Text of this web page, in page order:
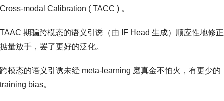
Cross-modal Calibration ( TACC ) 。
TAAC 期骗跨模态的语义引诱（由 IF Head 生成）顺应性地修正
掂量放手，罢了更好的泛化。
跨模态的语义引诱未经 meta-learning 磨真金不怕火，有更少的
training bias。